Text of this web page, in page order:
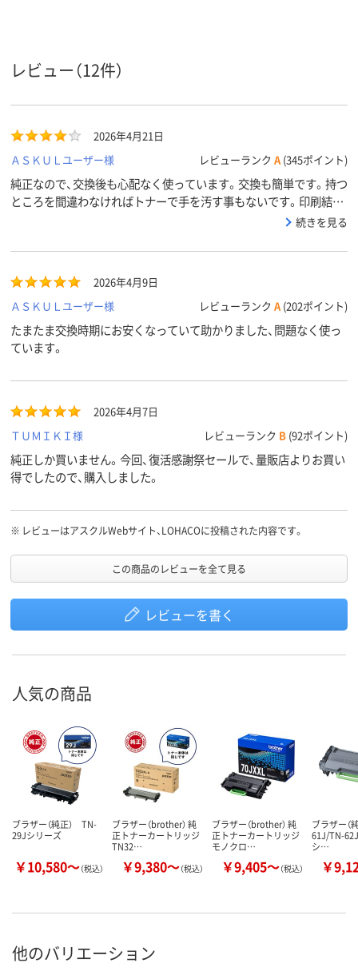
スコア
レビュー（12件）
2026年4月21日
ＡＳＫＵＬユーザー様
レビューランク A (345ポイント)
純正なので、交換後も心配なく使っています。交換も簡単です。持つ
ところを間違わなければトナーで手を汚す事もないです。印刷結果
も特に不満なく綺麗です。少々、お高い！！ので星4つにしました。
続きを見る
2026年4月9日
ＡＳＫＵＬユーザー様
レビューランク A (202ポイント)
たまたま交換時期にお安くなっていて助かりました、問題なく使っ
ています。
2026年4月7日
ＴＵＭＩＫＩ様
レビューランク B (92ポイント)
純正しか買いません。今回、復活感謝祭セールで、量販店よりお買い
得でしたので、購入しました。
※ レビューはアスクルWebサイト、LOHACOに投稿された内容です。
この商品のレビューを全て見る
レビューを書く
人気の商品
ブラザー（純正） TN-
29Jシリーズ
￥10,580～（税込）
ブラザー（brother） 純
正トナーカートリッジ
TN32…
￥9,380～（税込）
ブラザー（brother） 純
正トナーカートリッジ
モノクロ…
￥9,405～（税込）
ブラザー（
61J/TN-
シ…
￥
他のバリエーション